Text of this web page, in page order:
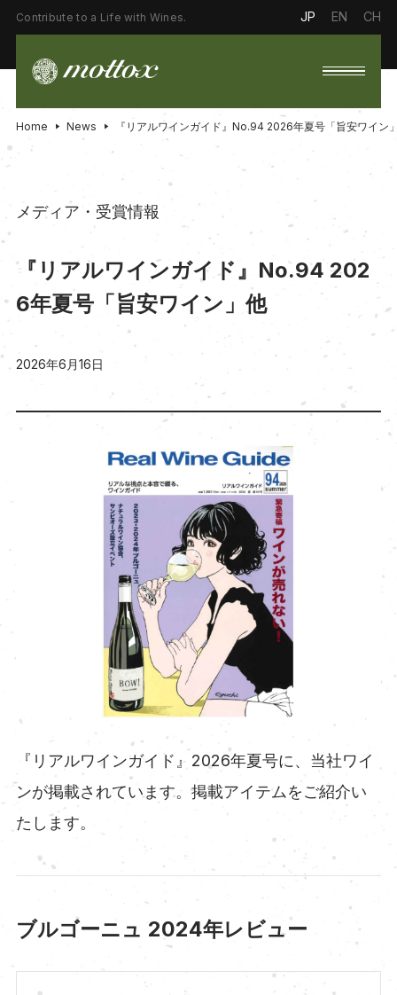
Contribute to a Life with Wines. JP EN CH
Home News 『リアルワインガイド』No.94 2026年夏号「旨安ワイン
メディア・受賞情報
『リアルワインガイド』No.94 202
6年夏号「旨安ワイン」他
2026年6月16日
『リアルワインガイド』2026年夏号に、当社ワイ
ンが掲載されています。掲載アイテムをご紹介い
たします。
ブルゴーニュ 2024年レビュー